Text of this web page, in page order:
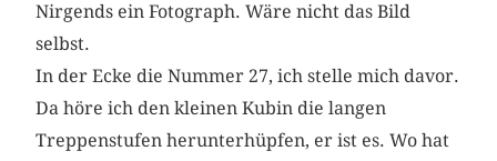
Nirgends ein Fotograph. Wäre nicht das Bild
selbst.
In der Ecke die Nummer 27, ich stelle mich davor.
Da höre ich den kleinen Kubin die langen
Treppenstufen herunterhüpfen, er ist es. Wo hat